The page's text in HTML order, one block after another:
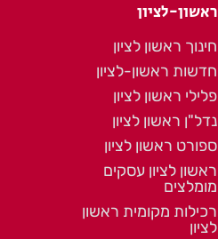
ראשון-לציון
חינוך ראשון לציון
חדשות ראשון-לציון
פלילי ראשון לציון
נדל"ן ראשון לציון
ספורט ראשון לציון
ראשון לציון עסקים
מומלצים
רכילות מקומית ראשון
לציון